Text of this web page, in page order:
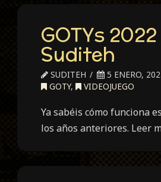
GOTYs 2022
Suditeh
SUDITEH
5 ENERO,
GOTY, VIDEOJUEGO
Ya sabéis cómo funciona
los años anteriores. Leer